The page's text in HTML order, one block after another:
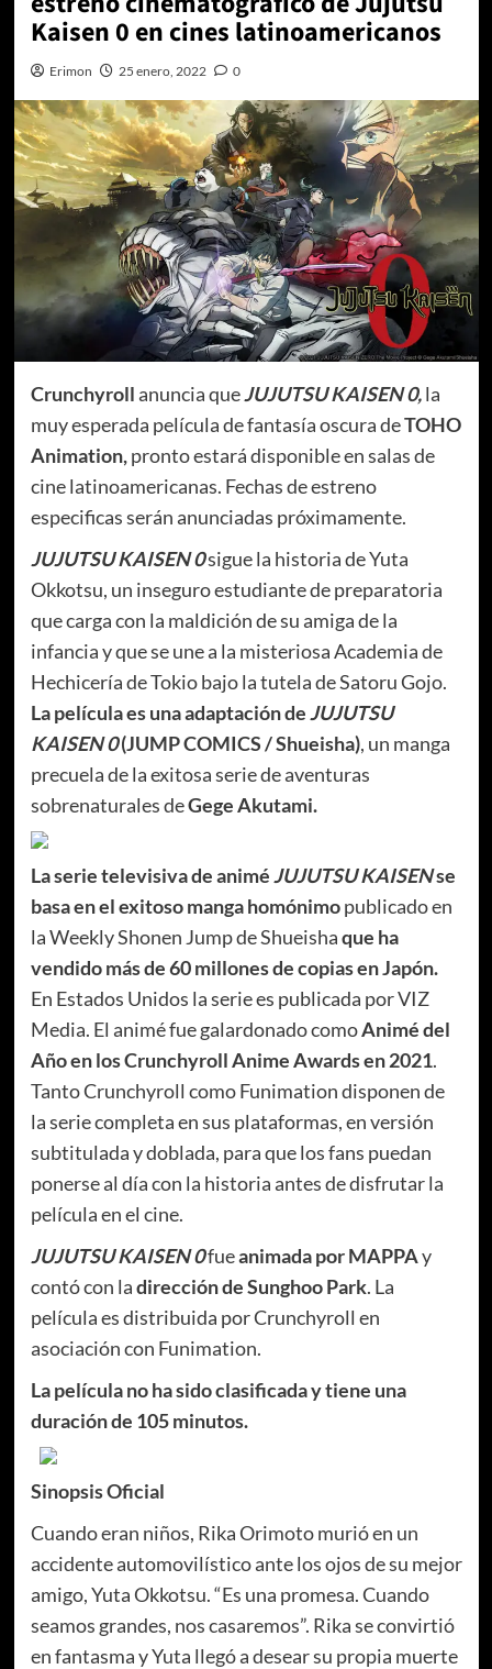
Kaisen 0 en cines latinoamericanos
Erimon 25 enero, 2022 0
Crunchyrollanuncia queJUJUTSU KAISEN 0,la
muy esperada película de fantasía oscura deTOHO
Animation,prontoestará disponible en salas de
cine latinoamericanas. Fechas de estreno
especificas serán anunciadas próximamente.
JUJUTSU KAISEN 0sigue la historia de Yuta
Okkotsu, un inseguro estudiante de preparatoria
que carga con la maldición de su amiga de la
infancia y que se une a la misteriosa Academia de
Hechicería de Tokio bajo la tutela de Satoru Gojo.
La película es una adaptación deJUJUTSU
KAISEN 0(JUMP COMICS / Shueisha), un manga
precuela de la exitosa serie de aventuras
sobrenaturales deGege Akutami.
La serie televisiva de animéJUJUTSU KAISENse
basa en el exitoso manga homónimopublicado en
la Weekly Shonen Jump de Shueishaque ha
vendido más de 60 millones de copias en Japón.
En Estados Unidos la serie es publicada por VIZ
Media. El animé fue galardonado comoAnimé del
Año en los Crunchyroll Anime Awards en 2021.
Tanto Crunchyroll como Funimation disponen de
la serie completa en sus plataformas, en versión
subtitulada y doblada, para que los fans puedan
ponerse al día con la historia antes de disfrutar la
película en el cine.
JUJUTSU KAISEN 0fueanimada por MAPPAy
contó con ladirección de Sunghoo Park. La
película es distribuida por Crunchyroll en
asociación con Funimation.
La película no ha sido clasificada y tiene una
duración de 105 minutos.
Sinopsis Oficial
Cuando eran niños, Rika Orimoto murió en un
accidente automovilístico ante los ojos de su mejor
amigo, Yuta Okkotsu.“Es una promesa. Cuando
seamos grandes, nos casaremos”. Rika se convirtió
en fantasma y Yuta llegó a desear su propia muerte